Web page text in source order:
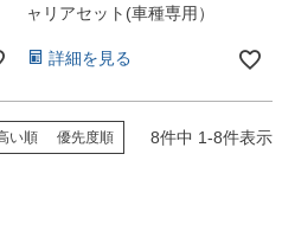
ャリアセット(車種専用）
詳細を見る
い順 優先度順 8件中 1-8件表示